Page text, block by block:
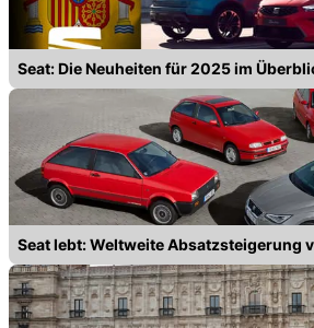
Seat: Die Neuheiten für 2025 im
Seat lebt: Weltweite Absatzsteigerung